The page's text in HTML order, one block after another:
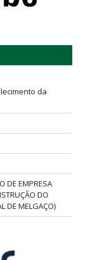
da
DE EMPRESA
DO
DE MELGAÇO)